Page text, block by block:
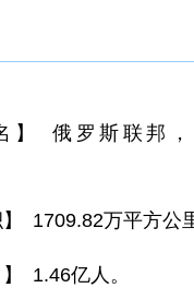
】 俄罗斯联邦，
】 1709.82万平方公
】 1.46亿人。